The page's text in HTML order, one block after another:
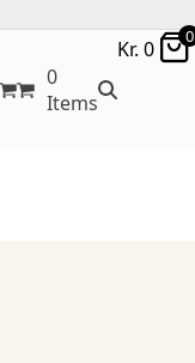
0
Items
Kr. 0 0